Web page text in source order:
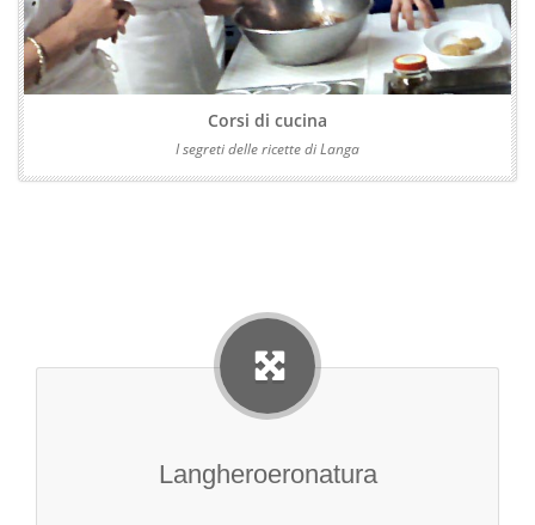
Corsi di cucina
I segreti delle ricette di Langa
Langheroeronatura